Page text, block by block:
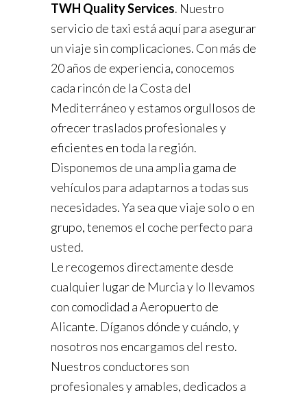
TWH Quality Services. Nuestro
servicio de taxi está aquí para asegurar
un viaje sin complicaciones. Con más de
20 años de experiencia, conocemos
cada rincón de la Costa del
Mediterráneo y estamos orgullosos de
ofrecer traslados profesionales y
eficientes en toda la región.
Disponemos de una amplia gama de
vehículos para adaptarnos a todas sus
necesidades. Ya sea que viaje solo o en
grupo, tenemos el coche perfecto para
usted.
Le recogemos directamente desde
cualquier lugar de Murcia y lo llevamos
con comodidad a Aeropuerto de
Alicante. Díganos dónde y cuándo, y
nosotros nos encargamos del resto.
Nuestros conductores son
profesionales y amables, dedicados a